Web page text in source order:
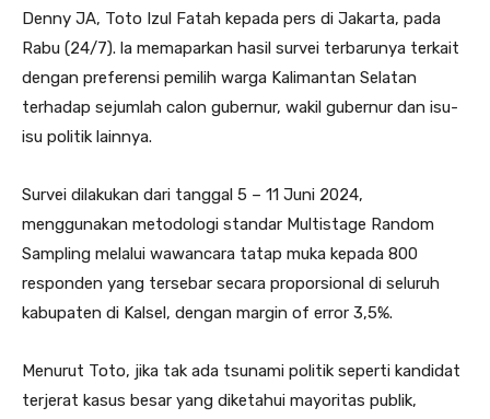
Denny JA, Toto Izul Fatah kepada pers di Jakarta, pada
Rabu (24/7). la memaparkan hasil survei terbarunya terkait
dengan preferensi pemilih warga Kalimantan Selatan
terhadap sejumlah calon gubernur, wakil gubernur dan isu-
isu politik lainnya.
Survei dilakukan dari tanggal 5 – 11 Juni 2024,
menggunakan metodologi standar Multistage Random
Sampling melalui wawancara tatap muka kepada 800
responden yang tersebar secara proporsional di seluruh
kabupaten di Kalsel, dengan margin of error 3,5%.
Menurut Toto, jika tak ada tsunami politik seperti kandidat
terjerat kasus besar yang diketahui mayoritas publik,